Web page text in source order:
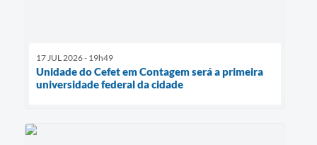
17 JUL 2026 - 19h49
Unidade do Cefet em Contagem será a primeira
universidade federal da cidade